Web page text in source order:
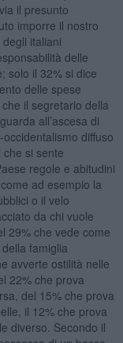
il presunto
imporre il nostro
italiani
delle
solo il 32% si dice
delle spese
il segretario della
all’ascesa di
diffuso
che si sente
regole e abitudini
ad esempio la
o il velo
da chi vuole
29% che vede come
famiglia
avverte ostilità nelle
22% che prova
del 15% che prova
il 12% che prova
diverso. Secondo il